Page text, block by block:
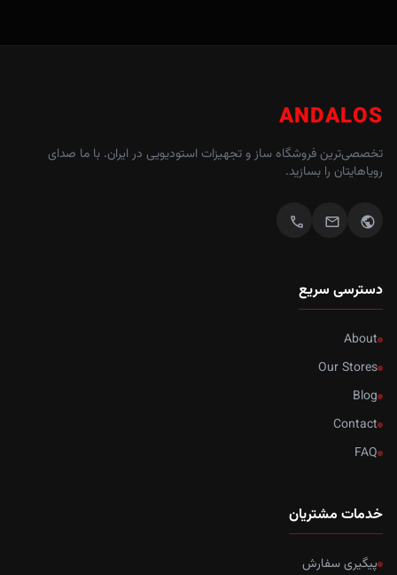
ANDALOS
تخصصی‌ترین فروشگاه ساز و تجهیزات استودیویی در ایران. با ما صدای
رویاهایتان را بسازید.
public
mail
call
دسترسی سریع
About
Our Stores
Blog
Contact
FAQ
خدمات مشتریان
پیگیری سفارش